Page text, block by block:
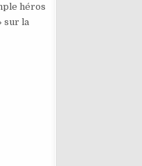
héros
sur la